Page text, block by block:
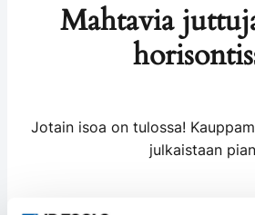
Mahtavia
Jotain isoa on tulossa!
julkaistaan